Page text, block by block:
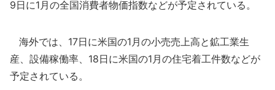
9日に1月の全国消費者物価指数などが予定されている。
海外では、17日に米国の1月の小売売上高と鉱工業生
産、設備稼働率、18日に米国の1月の住宅着工件数などが
予定されている。